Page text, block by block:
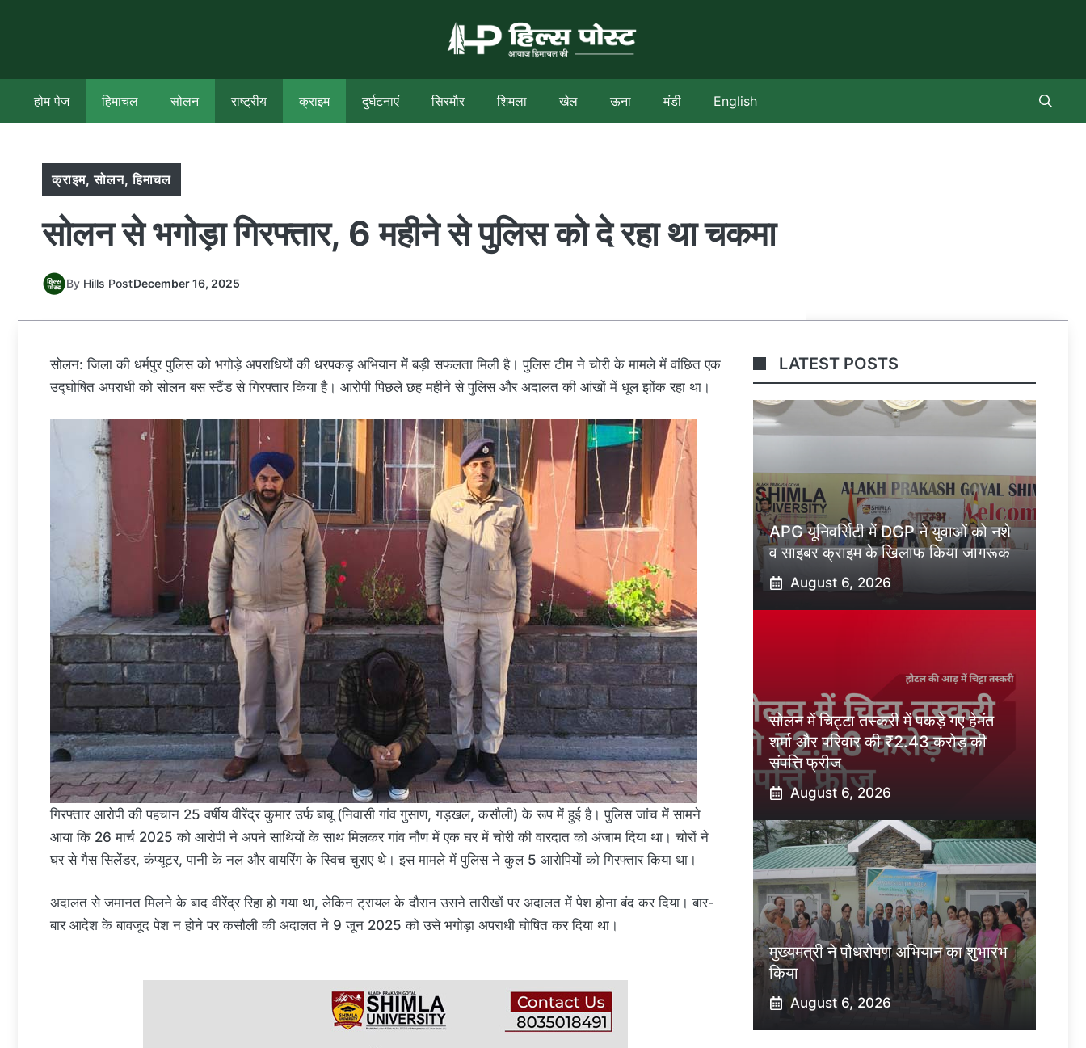
होम पेज हिमाचल सोलन राष्ट्रीय क्राइम दुर्घटनाएं सिरमौर शिमला खेल ऊना मंडी English
क्राइम,सोलन,हिमाचल
सोलन से भगोड़ा गिरफ्तार, 6 महीने से पुलिस को दे रहा था चकमा
By Hills PostDecember 16, 2025
सोलन: जिला की धर्मपुर पुलिस को भगोड़े अपराधियों की धरपकड़ अभियान में बड़ी सफलता मिली है। पुलिस टीम ने चोरी के मामले में वांछित एक
उद्घोषित अपराधी को सोलन बस स्टैंड से गिरफ्तार किया है। आरोपी पिछले छह महीने से पुलिस और अदालत की आंखों में धूल झोंक रहा था।
गिरफ्तार आरोपी की पहचान 25 वर्षीय वीरेंद्र कुमार उर्फ बाबू (निवासी गांव गुसाण, गड़खल, कसौली) के रूप में हुई है। पुलिस जांच में सामने
आया कि 26 मार्च 2025 को आरोपी ने अपने साथियों के साथ मिलकर गांव नौण में एक घर में चोरी की वारदात को अंजाम दिया था। चोरों ने
घर से गैस सिलेंडर, कंप्यूटर, पानी के नल और वायरिंग के स्विच चुराए थे। इस मामले में पुलिस ने कुल 5 आरोपियों को गिरफ्तार किया था।
अदालत से जमानत मिलने के बाद वीरेंद्र रिहा हो गया था, लेकिन ट्रायल के दौरान उसने तारीखों पर अदालत में पेश होना बंद कर दिया। बार-
बार आदेश के बावजूद पेश न होने पर कसौली की अदालत ने 9 जून 2025 को उसे भगोड़ा अपराधी घोषित कर दिया था।
LATEST POSTS
APG यूनिवर्सिटी में DGP ने युवाओं को नशे
व साइबर क्राइम के खिलाफ किया जागरूक
August 6, 2026
सोलन में चिट्टा तस्करी में पकड़े गए हेमंत
शर्मा और परिवार की ₹2.43 करोड़ की
संपत्ति फ्रीज
August 6, 2026
मुख्यमंत्री ने पौधरोपण अभियान का शुभारंभ
किया
August 6, 2026